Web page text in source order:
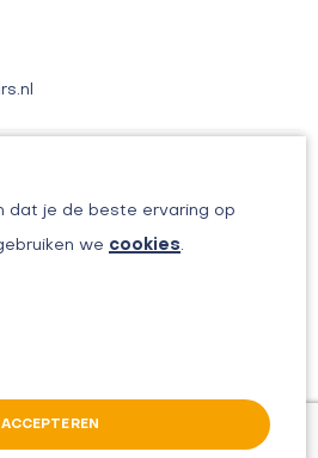
dat je de beste ervaring op
we cookies.
ACCEPTEREN